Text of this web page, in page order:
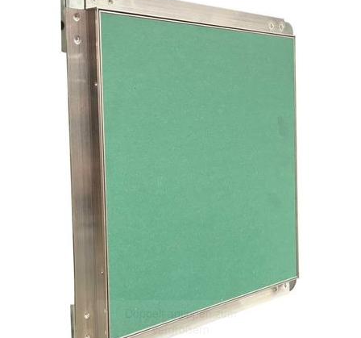
Doppelt antippen zum
vergrößern